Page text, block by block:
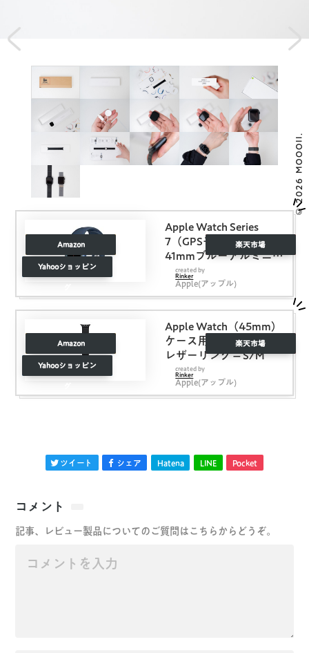
Apple Watch Series
7（GPSモデル）-
41mmブルーアルミニウ
ムケースとアビスブル
ースポーツバンド – レ
ギュラー
created by
Rinker
Apple(アップル)
Amazon 楽天市場
Yahooショッピン
Apple Watch（45mm）
ケース用ミッドナイト
レザーリンク – S/M
created by
Rinker
Apple(アップル)
Amazon 楽天市場
Yahooショッピン
ツイート シェア Hatena LINE Pocket
コメント
記事、レビュー製品についてのご質問はこちらからどうぞ。
© 2026 MOOOII.